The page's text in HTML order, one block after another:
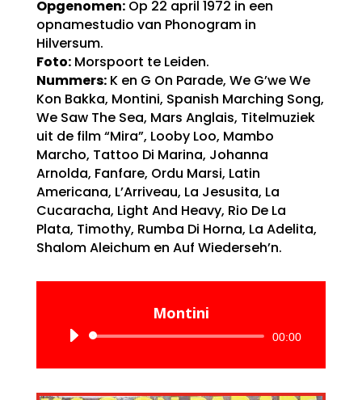
Opgenomen:Op 22 april 1972 in een
opnamestudio van Phonogram in
Hilversum.
Foto:Morspoort te Leiden.
Nummers:K en G On Parade, We G’we We
Kon Bakka, Montini, Spanish Marching Song,
We Saw The Sea, Mars Anglais, Titelmuziek
uit de film “Mira”, Looby Loo, Mambo
Marcho, Tattoo Di Marina, Johanna
Arnolda, Fanfare, Ordu Marsi, Latin
Americana, L’Arriveau, La Jesusita, La
Cucaracha, Light And Heavy, Rio De La
Plata, Timothy, Rumba Di Horna, La Adelita,
Shalom Aleichum en Auf Wiederseh’n.
Montini
Audiospeler 00:00